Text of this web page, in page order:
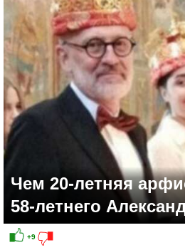
Чем 20-летняя
58-летнего